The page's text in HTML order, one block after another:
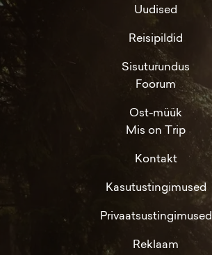
Uudised
Reisipildid
Sisuturundus
Foorum
Ost-müük
Mis on Trip
Kontakt
Kasutustingimused
Privaatsustingimused
Reklaam